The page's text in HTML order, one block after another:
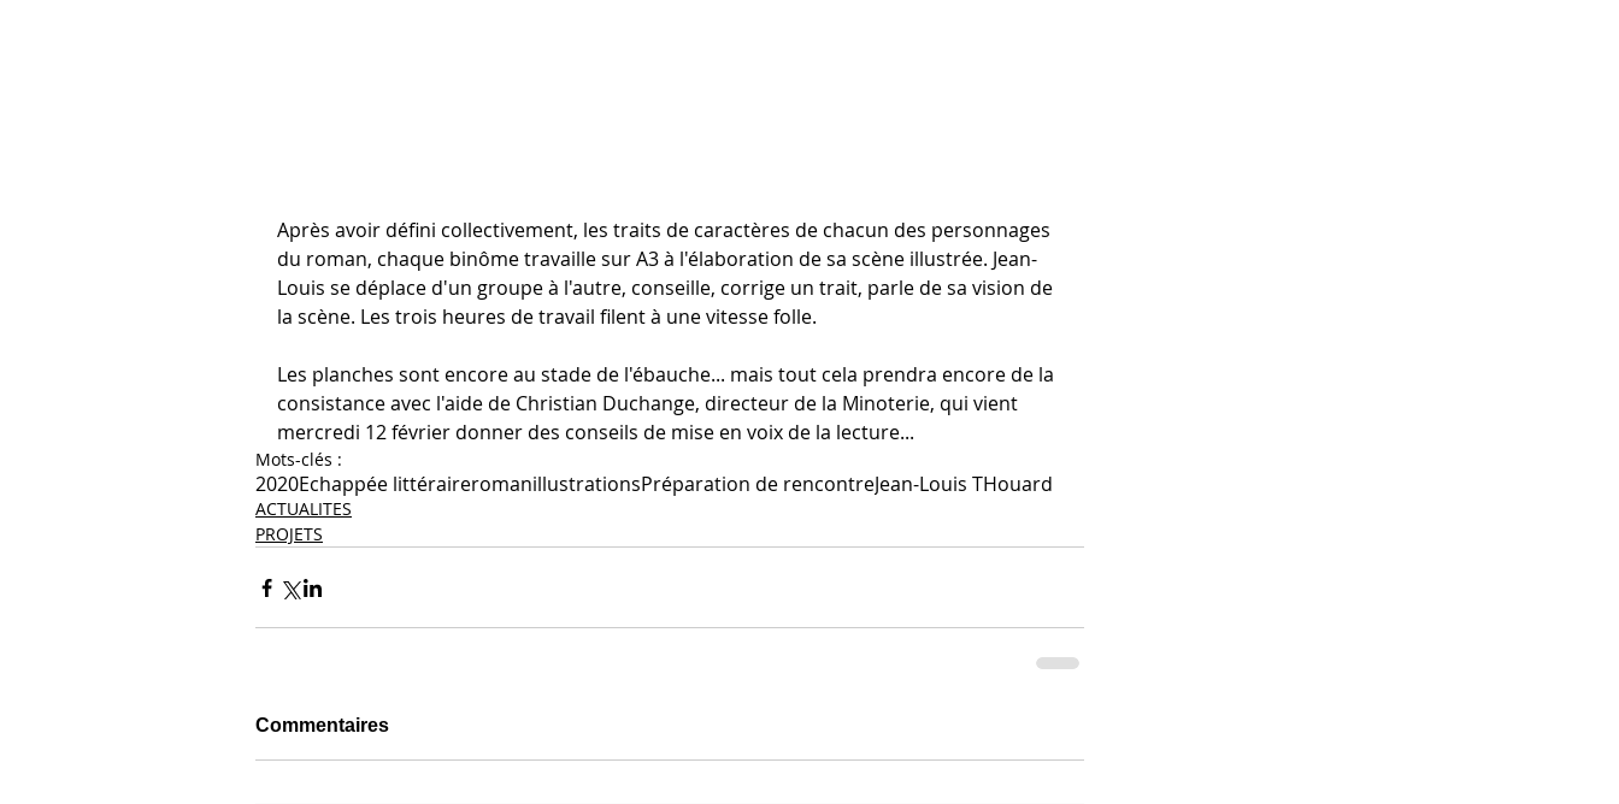
Après avoir défini collectivement, les traits de caractères de chacun des personnages
du roman, chaque binôme travaille sur A3 à l'élaboration de sa scène illustrée. Jean-
Louis se déplace d'un groupe à l'autre, conseille, corrige un trait, parle de sa vision de
la scène. Les trois heures de travail filent à une vitesse folle.
Les planches sont encore au stade de l'ébauche... mais tout cela prendra encore de la
consistance avec l'aide de Christian Duchange, directeur de la Minoterie, qui vient
mercredi 12 février donner des conseils de mise en voix de la lecture...
Mots-clés :
2020Echappée littéraireromanillustrationsPréparation de rencontreJean-Louis THouard
ACTUALITES
PROJETS
Commentaires